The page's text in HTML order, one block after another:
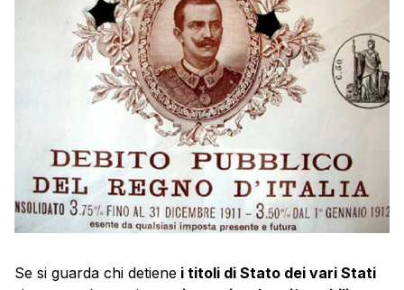
Se si guarda chi detiene i titoli di Stato dei vari Stati